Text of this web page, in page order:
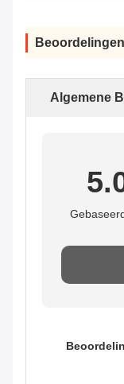
Algemene